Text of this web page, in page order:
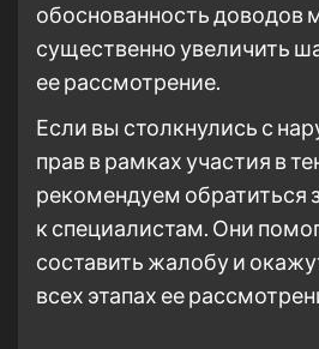
обоснованность доводов
существенно увеличить
ее рассмотрение.
Если вы столкнулись с
прав в рамках участия в
рекомендуем обратиться
к специалистам. Они
составить жалобу и
всех этапах ее